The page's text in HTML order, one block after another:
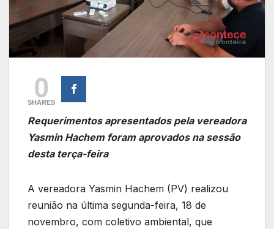
0
SHARES
Requerimentos apresentados pela vereadora
Yasmin Hachem foram aprovados na sessão
desta terça-feira
A vereadora Yasmin Hachem (PV) realizou
reunião na última segunda-feira, 18 de
novembro, com coletivo ambiental, que